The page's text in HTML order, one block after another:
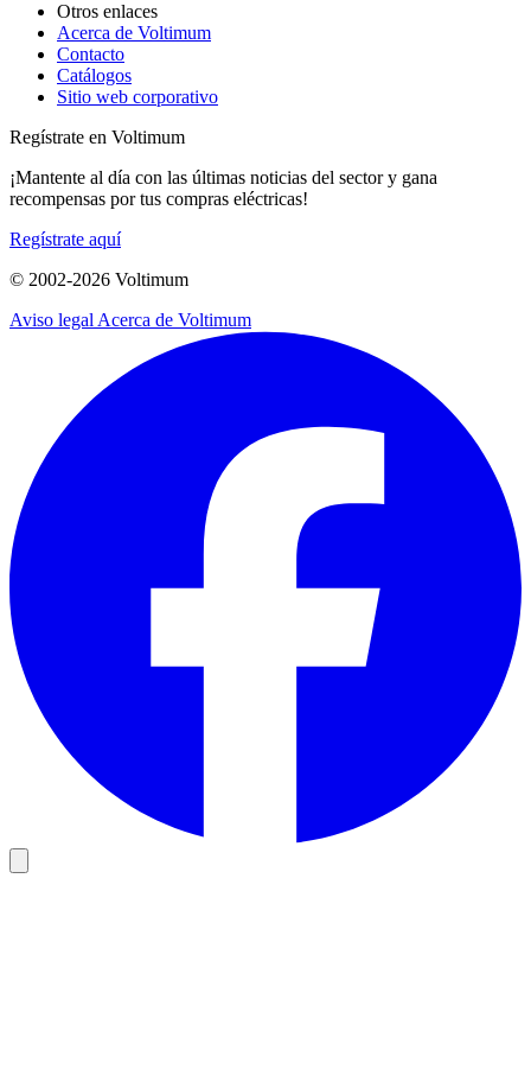
Otros enlaces
Acerca de Voltimum
Contacto
Catálogos
Sitio web corporativo
Regístrate en Voltimum
¡Mantente al día con las últimas noticias del sector y gana
recompensas por tus compras eléctricas!
Regístrate aquí
© 2002-2026 Voltimum
Aviso legal Acerca de Voltimum